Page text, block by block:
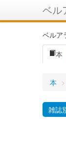
ベル
ベルア
本
本 >
雑誌